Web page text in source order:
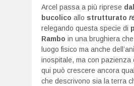
Arcel passa a più riprese
bucolico allo strutturato
relegando questa specie di
Rambo in una brughiera
luogo fisico ma anche
inospitale, ma con pazienza
qui può crescere ancora
che descrivono sia la terra